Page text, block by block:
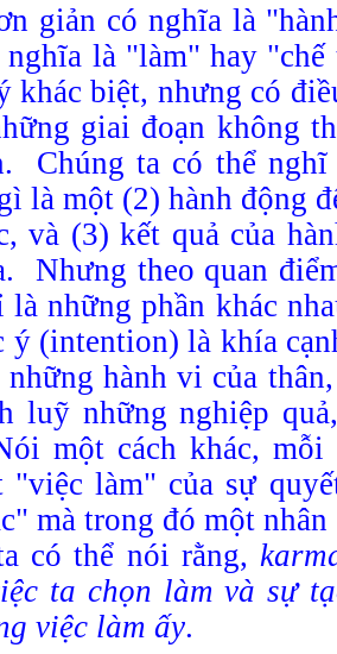
giản có nghĩa là
là "làm" hay
khác biệt, nhưng có
giai đoạn không
Chúng ta có thể nghĩ
là một (2) hành động
và (3) kết quả của
Nhưng theo quan
là những phần khác
(intention) là khía
hành vi của
luỹ những nghiệp
một cách khác, mỗi
"việc làm" của sự
mà trong đó một nhân
có thể nói rằng,
ta chọn làm và sự
việc làm ấy.